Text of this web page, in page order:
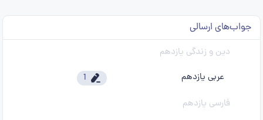
جواب‌های ارسالی
دین و زندگی یازدهم
عربی یازدهم
1
فارسی یازدهم